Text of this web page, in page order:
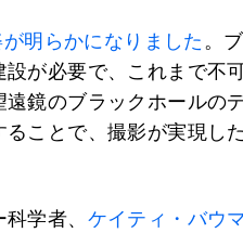
明らかになりました 。
が必要で、これまで不
鏡のブラックホールの
ことで、撮影が実現し
学者、 ケイティ・バウ